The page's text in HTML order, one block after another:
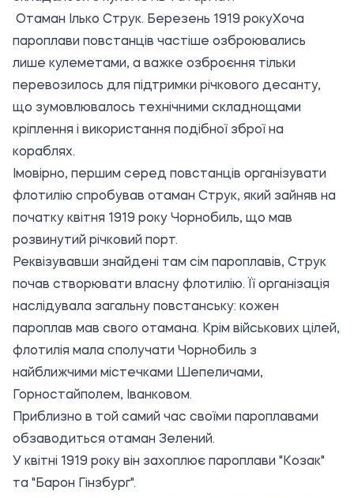
Отаман Ілько Струк. Березень 1919 рокуХоча
пароплави повстанців частіше озброювались
лише кулеметами, а важке озброєння тільки
перевозилось для підтримки річкового десанту,
що зумовлювалось технічними складнощами
кріплення і використання подібної зброї на
кораблях.
Імовірно, першим серед повстанців організувати
флотилію спробував отаман Струк, який зайняв на
початку квітня 1919 року Чорнобиль, що мав
розвинутий річковий порт.
Реквізувавши знайдені там сім пароплавів, Струк
почав створювати власну флотилію. Її організація
наслідувала загальну повстанську: кожен
пароплав мав свого отамана. Крім військових цілей,
флотилія мала сполучати Чорнобиль з
найближчими містечками Шепеличами,
Горностайполем, Іванковом.
Приблизно в той самий час своїми пароплавами
обзаводиться отаман Зелений.
У квітні 1919 року він захоплює пароплави "Козак"
та "Барон Гінзбург".